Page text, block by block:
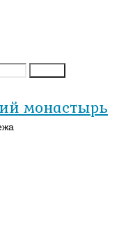
монастырь
Богу
В-
Православии.рф